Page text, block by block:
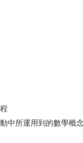
中所運用到的數學概念